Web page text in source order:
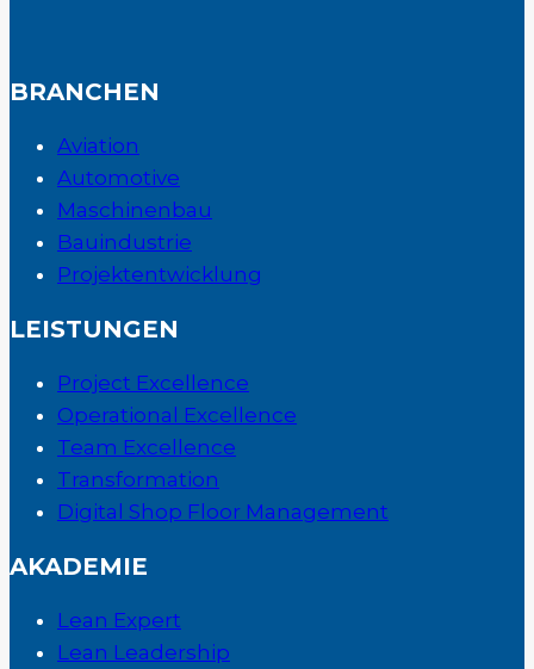
BRANCHEN
Aviation
Automotive
Maschinenbau
Bauindustrie
Projektentwicklung
LEISTUNGEN
Project Excellence
Operational Excellence
Team Excellence
Transformation
Digital Shop Floor Management
AKADEMIE
Lean Expert
Lean Leadership